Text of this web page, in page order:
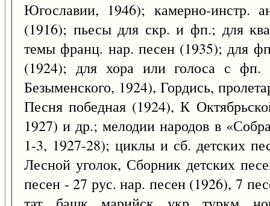
Югославии, 1946); камерно-инстр.
(1916); пьесы для скр. и фп.; для
темы франц. нар. песен (1935); для
(1924); для хора или голоса с
Безыменского, 1924), Гордись,
Песня победная (1924), К
1927) и др.; мелодии народов в
1-3, 1927-28); циклы и сб. детских
Лесной уголок, Сборник детских
песен - 27 рус. нар. песен (1926), 7